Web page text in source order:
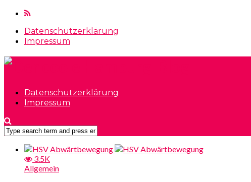
Datenschutzerklärung
Impressum
Datenschutzerklärung
Impressum
3.5K
Allgemein